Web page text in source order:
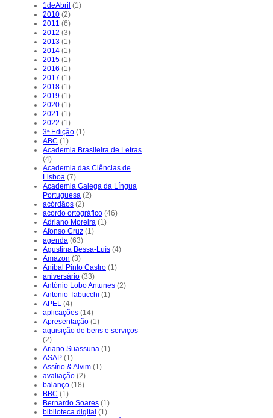
1deAbril (1)
2010 (2)
2011 (6)
2012 (3)
2013 (1)
2014 (1)
2015 (1)
2016 (1)
2017 (1)
2018 (1)
2019 (1)
2020 (1)
2021 (1)
2022 (1)
3ª Edição (1)
ABC (1)
Academia Brasileira de Letras
(4)
Academia das Ciências de
Lisboa (7)
Academia Galega da Língua
Portuguesa (2)
acórdãos (2)
acordo ortográfico (46)
Adriano Moreira (1)
Afonso Cruz (1)
agenda (63)
Agustina Bessa-Luís (4)
Amazon (3)
Aníbal Pinto Castro (1)
aniversário (33)
António Lobo Antunes (2)
Antonio Tabucchi (1)
APEL (4)
aplicações (14)
Apresentação (1)
aquisição de bens e serviços
(2)
Ariano Suassuna (1)
ASAP (1)
Assírio & Alvim (1)
avaliação (2)
balanço (18)
BBC (1)
Bernardo Soares (1)
biblioteca digital (1)